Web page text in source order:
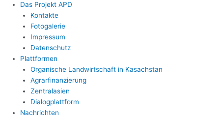
Das Projekt APD
Kontakte
Fotogalerie
Impressum
Datenschutz
Plattformen
Organische Landwirtschaft in Kasachstan
Agrarfinanzierung
Zentralasien
Dialogplattform
Nachrichten